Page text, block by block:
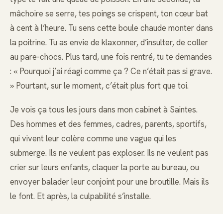
mâchoire se serre, tes poings se crispent, ton cœur bat
à cent à l’heure. Tu sens cette boule chaude monter dans
la poitrine. Tu as envie de klaxonner, d’insulter, de coller
au pare-chocs. Plus tard, une fois rentré, tu te demandes
: « Pourquoi j’ai réagi comme ça ? Ce n’était pas si grave.
» Pourtant, sur le moment, c’était plus fort que toi.
Je vois ça tous les jours dans mon cabinet à Saintes.
Des hommes et des femmes, cadres, parents, sportifs,
qui vivent leur colère comme une vague qui les
submerge. Ils ne veulent pas exploser. Ils ne veulent pas
crier sur leurs enfants, claquer la porte au bureau, ou
envoyer balader leur conjoint pour une broutille. Mais ils
le font. Et après, la culpabilité s’installe.